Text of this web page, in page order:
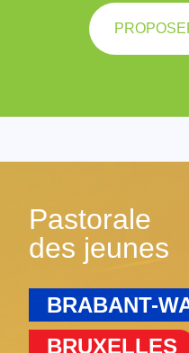
Pastorale
des jeunes
BRABANT-
BRUXELLES